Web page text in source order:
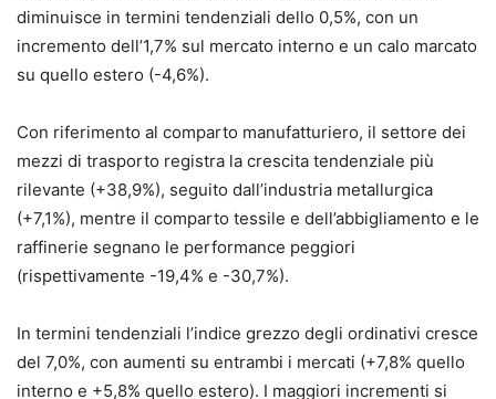
diminuisce in termini tendenziali dello 0,5%, con un
incremento dell’1,7% sul mercato interno e un calo marcato
su quello estero (-4,6%).
Con riferimento al comparto manufatturiero, il settore dei
mezzi di trasporto registra la crescita tendenziale più
rilevante (+38,9%), seguito dall’industria metallurgica
(+7,1%), mentre il comparto tessile e dell’abbigliamento e le
raffinerie segnano le performance peggiori
(rispettivamente -19,4% e -30,7%).
In termini tendenziali l’indice grezzo degli ordinativi cresce
del 7,0%, con aumenti su entrambi i mercati (+7,8% quello
interno e +5,8% quello estero). I maggiori incrementi si